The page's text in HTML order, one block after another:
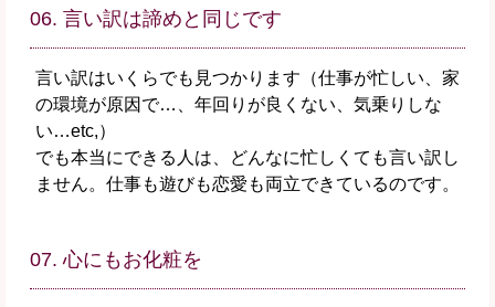
06. 言い訳は諦めと同じです
言い訳はいくらでも見つかります（仕事が忙しい、家
の環境が原因で…、年回りが良くない、気乗りしな
い…etc,）
でも本当にできる人は、どんなに忙しくても言い訳し
ません。仕事も遊びも恋愛も両立できているのです。
07. 心にもお化粧を